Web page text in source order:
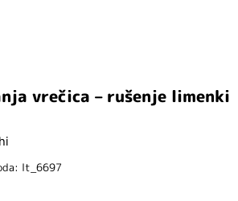
vrečica – rušenje limenki
lt_6697